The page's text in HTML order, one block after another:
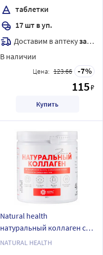
таблетки
17 шт в уп.
Доставим в аптекузавтра
В наличии
Цена: 123.66 7
115₽
Купить
Natural health
натуральный коллаген со
вкусом вишни желе массой
NATURAL HEALTH